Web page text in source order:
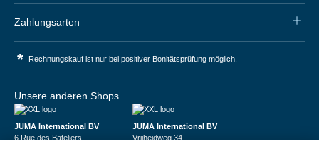
Zahlungsarten
* Rechnungskauf ist nur bei positiver Bonitätsprüfung möglich.
Unsere anderen Shops
JUMA International BV
6 Rue des Bateliers
JUMA International BV
Vrijheidweg 34